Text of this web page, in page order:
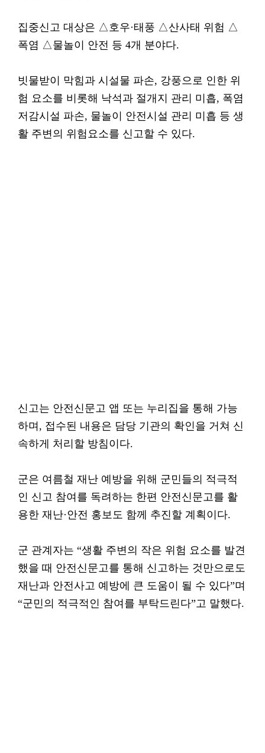
집중신고 대상은 △호우·태풍 △산사태 위험 △
폭염 △물놀이 안전 등 4개 분야다.
빗물받이 막힘과 시설물 파손, 강풍으로 인한 위
험 요소를 비롯해 낙석과 절개지 관리 미흡, 폭염
저감시설 파손, 물놀이 안전시설 관리 미흡 등 생
활 주변의 위험요소를 신고할 수 있다.
신고는 안전신문고 앱 또는 누리집을 통해 가능
하며, 접수된 내용은 담당 기관의 확인을 거쳐 신
속하게 처리할 방침이다.
군은 여름철 재난 예방을 위해 군민들의 적극적
인 신고 참여를 독려하는 한편 안전신문고를 활
용한 재난·안전 홍보도 함께 추진할 계획이다.
군 관계자는 “생활 주변의 작은 위험 요소를 발견
했을 때 안전신문고를 통해 신고하는 것만으로도
재난과 안전사고 예방에 큰 도움이 될 수 있다”며
“군민의 적극적인 참여를 부탁드린다”고 말했다.